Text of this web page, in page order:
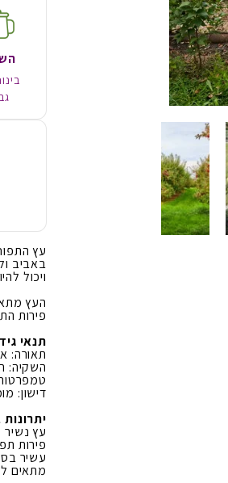
עץ
באביב
ויכול
העץ
פירות
תנאי
תאורה:
השקיה:
דישון:
עץ
פירות
עשיר
מתאים